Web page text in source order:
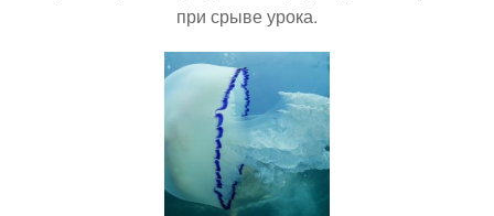
при срыве урока.